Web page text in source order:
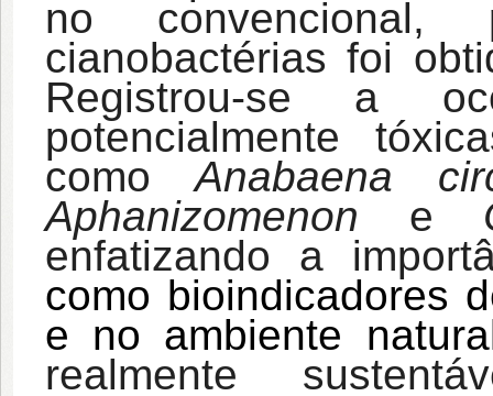
no
cianobactérias foi
Registrou-se a
potencialmente
comoAnabaena
Aphanizomenon e
enfatizando a
como bioindicadores
e no ambiente
realmente